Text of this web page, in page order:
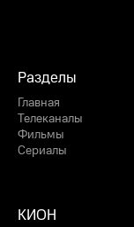
Разделы
Главная
Телеканалы
Фильмы
Сериалы
КИОН